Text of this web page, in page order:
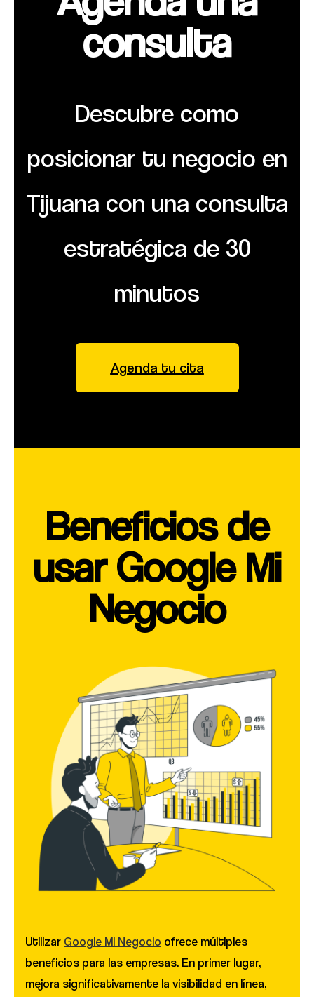
consulta​
Descubre como
posicionar tu negocio en
Tijuana con una consulta
estratégica de 30
minutos
Agenda tu cita
Beneficios de
usar Google Mi
Negocio
Utilizar Google Mi Negocio ofrece múltiples
beneficios para las empresas. En primer lugar,
mejora significativamente la visibilidad en línea,